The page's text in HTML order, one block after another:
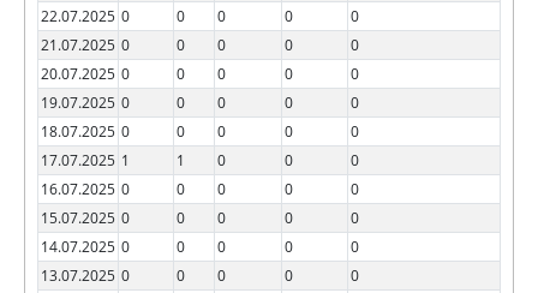
22.07.2025 0 0 0 0
0
21.07.2025 0 0 0 0
0
20.07.2025 0 0 0 0
0
19.07.2025 0 0 0 0
0
18.07.2025 0 0 0 0
0
17.07.2025 1 1 0 0
0
16.07.2025 0 0 0 0
0
15.07.2025 0 0 0 0
0
14.07.2025 0 0 0 0
0
13.07.2025 0 0 0 0
0